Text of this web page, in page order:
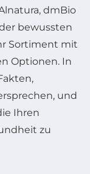
dmBio
bewussten
Sortiment mit
Optionen. In
und
Ihren
zu